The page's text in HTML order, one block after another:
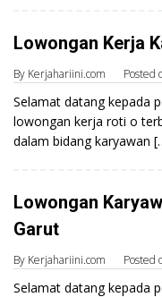
Lowongan Kerja
By Kerjahariini.com Posted
Selamat datang kepada
lowongan kerja roti o
dalam bidang karyawan
Lowongan
Garut
By Kerjahariini.com Posted
Selamat datang kepada